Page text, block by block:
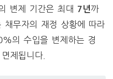
변제 기간은 최대 7년까
채무자의 재정 상황에 따라
의 수입을 변제하는 경
제됩니다.